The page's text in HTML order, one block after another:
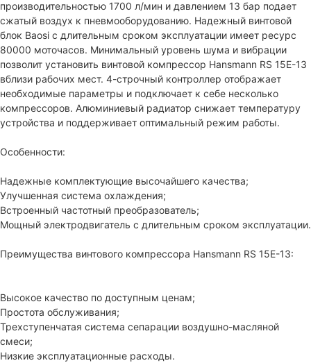
производительностью 1700 л/мин и давлением 13 бар подает
сжатый воздух к пневмооборудованию. Надежный винтовой
блок Baosi c длительным сроком эксплуатации имеет ресурс
80000 моточасов. Минимальный уровень шума и вибрации
позволит установить винтовой компрессор Hansmann RS 15E-13
вблизи рабочих мест. 4-строчный контроллер отображает
необходимые параметры и подключает к себе несколько
компрессоров. Алюминиевый радиатор снижает температуру
устройства и поддерживает оптимальный режим работы.
Особенности:
Надежные комплектующие высочайшего качества;
Улучшенная система охлаждения;
Встроенный частотный преобразователь;
Мощный электродвигатель с длительным сроком эксплуатации.
Преимущества винтового компрессора Hansmann RS 15E-13:
Высокое качество по доступным ценам;
Простота обслуживания;
Трехступенчатая система сепарации воздушно-масляной
смеси;
Низкие эксплуатационные расходы.